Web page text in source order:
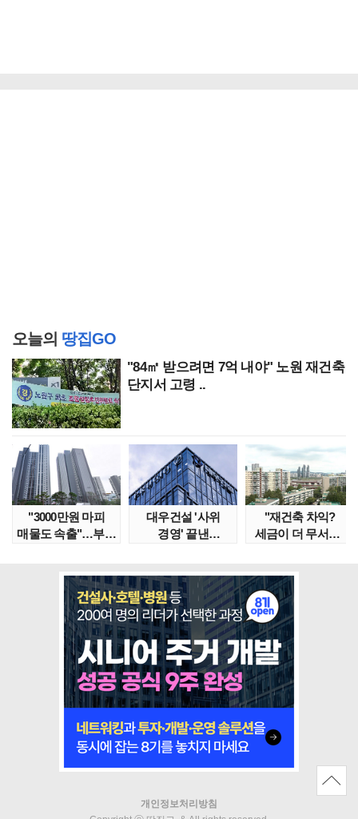
오늘의 땅집GO
"84㎡ 받으려면 7억 내야" 노원 재건축
단지서 고령 ..
"3000만원 마피
매물도 속출"…부산
대우건설 '사위
경영' 끝낸
"재건축 차익?
세금이 더 무서워"
개인정보처리방침